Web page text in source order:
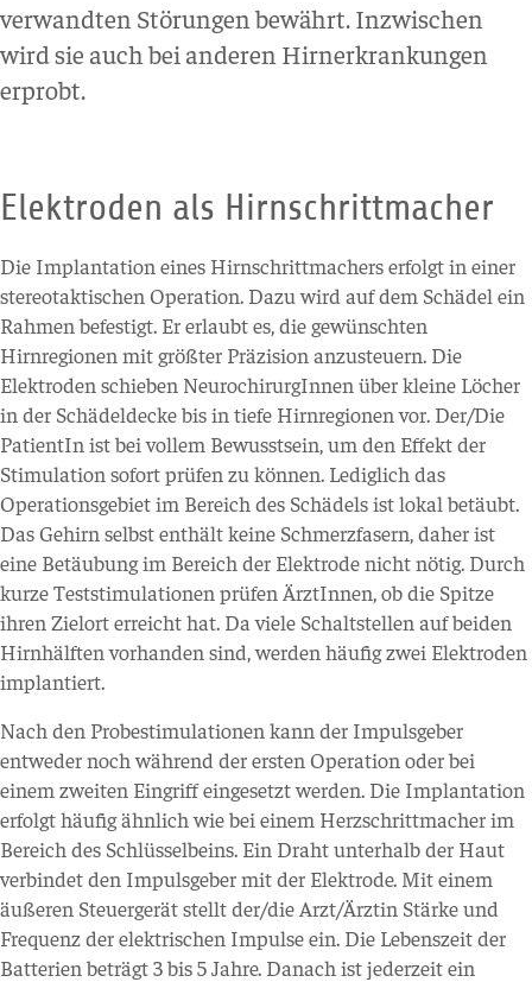
verwandten Störungen bewährt. Inzwischen
wird sie auch bei anderen Hirnerkrankungen
erprobt.
Elektroden als Hirnschrittmacher
Die Implantation eines Hirnschrittmachers erfolgt in einer
stereotaktischen Operation. Dazu wird auf dem Schädel ein
Rahmen befestigt. Er erlaubt es, die gewünschten
Hirnregionen mit größter Präzision anzusteuern. Die
Elektroden schieben NeurochirurgInnen über kleine Löcher
in der Schädeldecke bis in tiefe Hirnregionen vor. Der/Die
PatientIn ist bei vollem Bewusstsein, um den Effekt der
Stimulation sofort prüfen zu können. Lediglich das
Operationsgebiet im Bereich des Schädels ist lokal betäubt.
Das Gehirn selbst enthält keine Schmerzfasern, daher ist
eine Betäubung im Bereich der Elektrode nicht nötig. Durch
kurze Teststimulationen prüfen ÄrztInnen, ob die Spitze
ihren Zielort erreicht hat. Da viele Schaltstellen auf beiden
Hirnhälften vorhanden sind, werden häufig zwei Elektroden
implantiert.
Nach den Probestimulationen kann der Impulsgeber
entweder noch während der ersten Operation oder bei
einem zweiten Eingriff eingesetzt werden. Die Implantation
erfolgt häufig ähnlich wie bei einem Herzschrittmacher im
Bereich des Schlüsselbeins. Ein Draht unterhalb der Haut
verbindet den Impulsgeber mit der Elektrode. Mit einem
äußeren Steuergerät stellt der/die Arzt/Ärztin Stärke und
Frequenz der elektrischen Impulse ein. Die Lebenszeit der
Batterien beträgt 3 bis 5 Jahre. Danach ist jederzeit ein